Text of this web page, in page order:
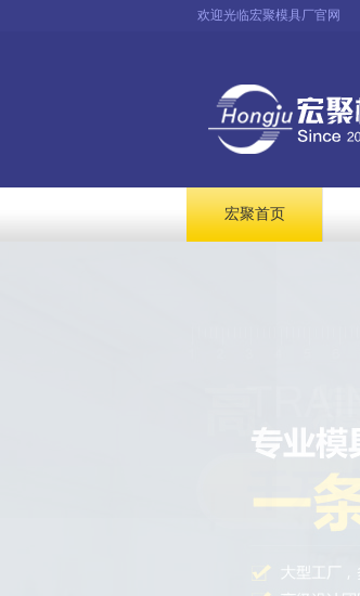
欢迎光临宏聚模具厂官网
宏聚首页